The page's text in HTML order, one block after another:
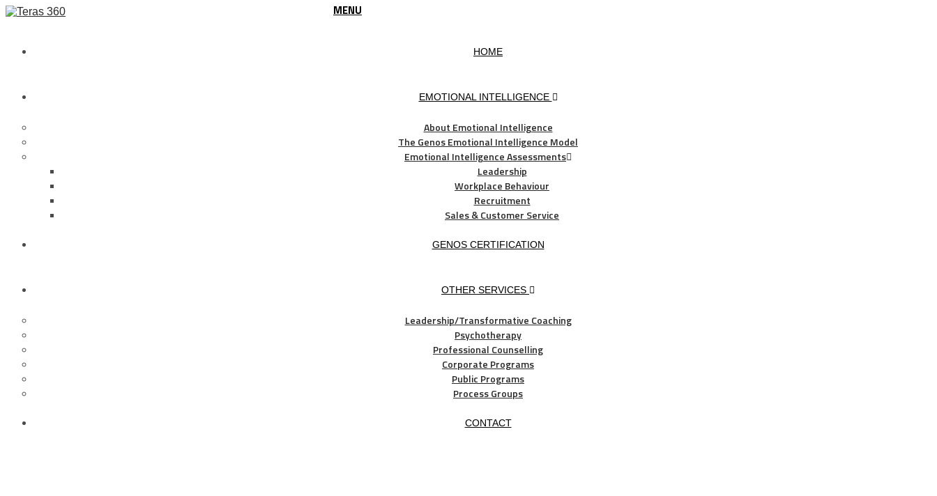
MENU
HOME
EMOTIONAL INTELLIGENCE
About Emotional Intelligence
The Genos Emotional Intelligence Model
Emotional Intelligence Assessments
Leadership
Workplace Behaviour
Recruitment
Sales & Customer Service
GENOS CERTIFICATION
OTHER SERVICES
Leadership/Transformative Coaching
Psychotherapy
Professional Counselling
Corporate Programs
Public Programs
Process Groups
CONTACT